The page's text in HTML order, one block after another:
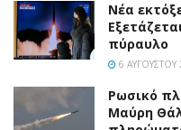
Νέα
πύραυλο
6 ΑΥΓΟΎΣΤΟΥ
Ρωσικό
Μαύρη